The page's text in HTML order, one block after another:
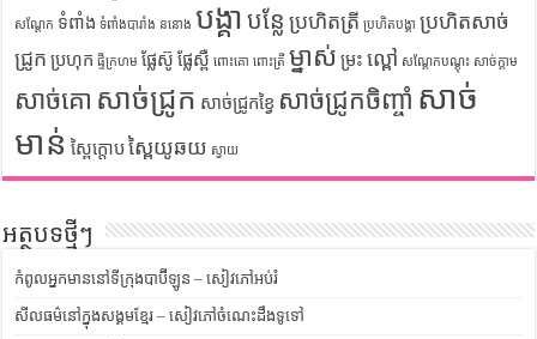
សណ្តែក ទំពាំង ទំពាំងបារាំង ននោង បង្គា បន្លែ ប្រហិតត្រី ប្រហិតបង្គា ប្រហិតសាច់
ជ្រូក ប្រហុក ផ្ទីក្រហម ផ្លែស៊ូ ផ្លែស្ពឺ ពោះគោ ពោះត្រី ម្នាស់ ម្រះ ល្ពៅ សណ្តែកបណ្តុះ សាច់ក្តាម
សាច់គោ សាច់ជ្រូក សាច់ជ្រូកខ្វៃ សាច់ជ្រូកចិញ្ចាំ សាច់
មាន់ ស្ពៃក្តោប ស្ពៃយូឆយ ស្វាយ
អត្ថបទថ្មីៗ
កំពូលអ្នកមាននៅទីក្រុងបាប៊ីឡូន – សៀវភៅអប់រំ
សីលធម៌នៅក្នុងសង្គមខ្មែរ – សៀវភៅចំណេះដឹងទូទៅ